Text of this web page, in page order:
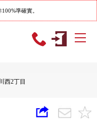
準確實。
西2丁目